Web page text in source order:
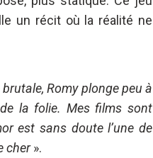
un récit où la réalité ne
Romy plonge peu à
la folie. Mes films sont
est sans doute l’une de
cher».